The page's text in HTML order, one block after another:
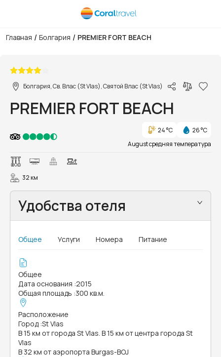
Главная / Болгария / PREMIER FORT BEACH
Болгария, Св. Влас (St Vlas), Святой Влас (St Vlas)
PREMIER FORT BEACH
24 °C
26 °C
August средняя температура
32 км
Удобства отеля
Общее Услуги Номера Питание
Общее
Дата основания :2015
Общая площадь :300 кв.м.
Расположение
Город :St Vlas
В 15 км от города St Vlas. В 15 км от центра города St
Vlas
В 32 км от аэропорта Burgas-BOJ